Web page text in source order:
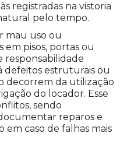
registradas na vistoria
pelo tempo.
mau uso ou
em pisos, portas ou
responsabilidade
defeitos estruturais ou
decorrem da utilização
do locador. Esse
sendo
reparos e
caso de falhas mais